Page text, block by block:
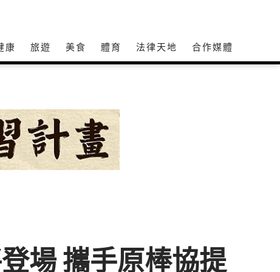
康 旅遊 美食 體育 法律天地 合作媒體
場 攜手原棒協提